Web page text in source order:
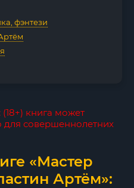
фэнтези
книга может
для совершеннолетних
«Мастер
Артём»: